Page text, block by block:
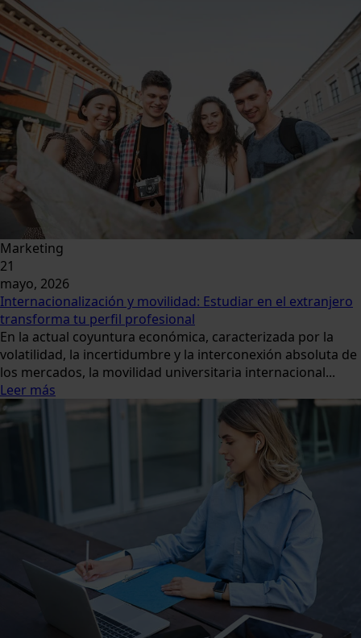
Marketing
21
mayo, 2026
Internacionalización y movilidad: Estudiar en el extranjero
transforma tu perfil profesional
En la actual coyuntura económica, caracterizada por la
volatilidad, la incertidumbre y la interconexión absoluta de
los mercados, la movilidad universitaria internacional...
Leer más